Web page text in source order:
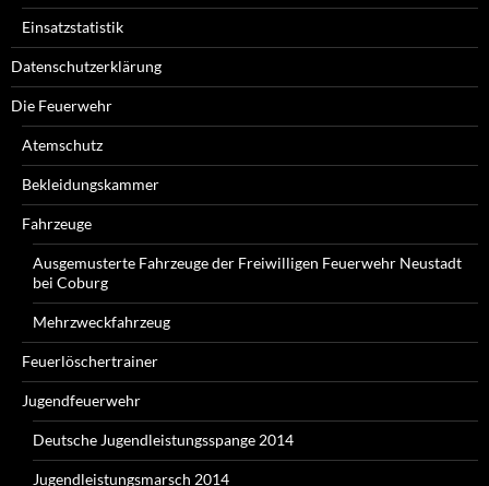
Einsatzstatistik
Datenschutzerklärung
Die Feuerwehr
Atemschutz
Bekleidungskammer
Fahrzeuge
Ausgemusterte Fahrzeuge der Freiwilligen Feuerwehr Neustadt
bei Coburg
Mehrzweckfahrzeug
Feuerlöschertrainer
Jugendfeuerwehr
Deutsche Jugendleistungsspange 2014
Jugendleistungsmarsch 2014